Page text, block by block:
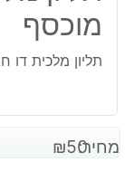
מוכסף
תליון מלכית דו
מחיר: ₪50